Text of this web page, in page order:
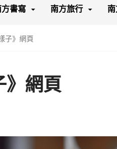
方書寫 南方旅行
子》網頁
》網頁